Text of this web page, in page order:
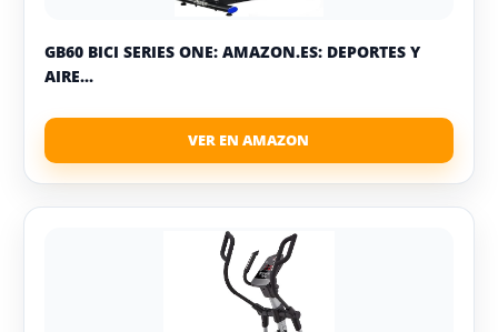
GB60 BICI SERIES ONE: AMAZON.ES: DEPORTES Y
AIRE...